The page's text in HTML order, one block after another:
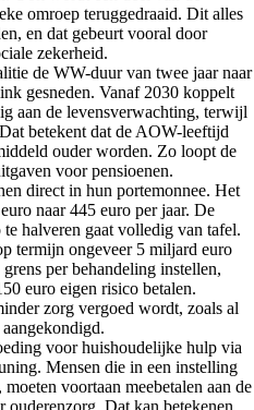
omroep teruggedraaid. Dit alles
en dat gebeurt vooral door
zekerheid.
de WW-duur van twee jaar naar
gesneden. Vanaf 2030 koppelt
aan de levensverwachting, terwijl
betekent dat de AOW-leeftijd
ouder worden. Zo loopt de
voor pensioenen.
direct in hun portemonnee. Het
naar 445 euro per jaar. De
halveren gaat volledig van tafel.
termijn ongeveer 5 miljard euro
per behandeling instellen,
euro eigen risico betalen.
zorg vergoed wordt, zoals al
voor huishoudelijke hulp via
Mensen die in een instelling
voortaan meebetalen aan de
ouderenzorg. Dat kan betekenen